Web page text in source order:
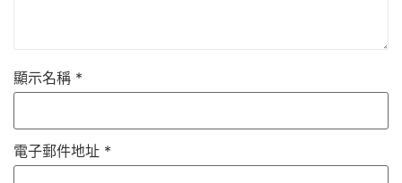
顯示名稱 *
電子郵件地址 *